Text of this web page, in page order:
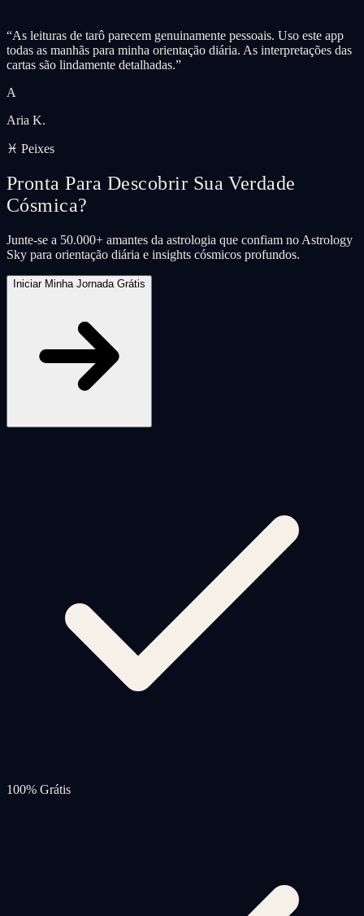
“As leituras de tarô parecem genuinamente pessoais. Uso este app
todas as manhãs para minha orientação diária. As interpretações das
cartas são lindamente detalhadas.”
A
Aria K.
♓ Peixes
Pronta Para Descobrir Sua Verdade
Cósmica?
Junte-se a 50.000+ amantes da astrologia que confiam no Astrology
Sky para orientação diária e insights cósmicos profundos.
Iniciar Minha Jornada Grátis
100% Grátis